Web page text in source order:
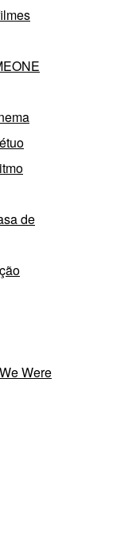
de
Were